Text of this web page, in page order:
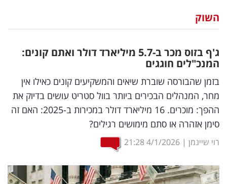
וצרכנות
דיגיטל
וטק
שיווק
ופרסום
משפט
מדדים
ומחקרים
השוק
ג'ף בזוס מכר ב-5.7 מיליארד דולר ואתם קונים:
המנכ"לים חוגגים
בזמן שהבורסה שוברת שיאים והמשקיעים קונים כאילו אין
מחר, המנהלים הבכירים ביותר בוול סטריט עושים בדיוק את
ההפך: מוכרים. 16 מיליארד דולר במכירות ב-2025: האם זה
סימן אזהרה או סתם מימושים רגילים?
רוי שיינמן |
4/1/2026
21:28